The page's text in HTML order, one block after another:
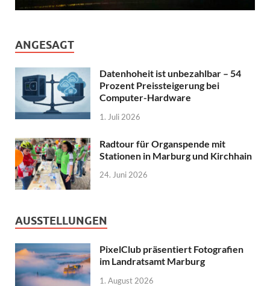
ANGESAGT
Datenhoheit ist unbezahlbar – 54
Prozent Preissteigerung bei
Computer-Hardware
1. Juli 2026
Radtour für Organspende mit
Stationen in Marburg und Kirchhain
24. Juni 2026
AUSSTELLUNGEN
PixelClub präsentiert Fotografien
im Landratsamt Marburg
1. August 2026